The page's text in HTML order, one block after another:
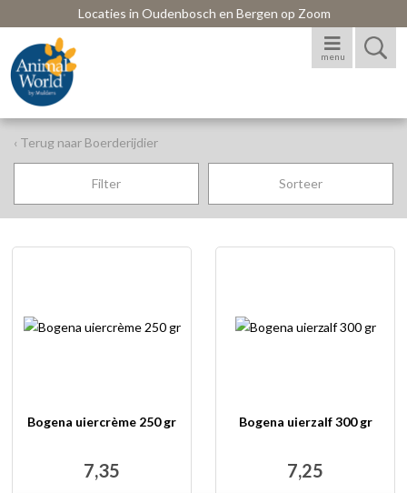
Locaties in Oudenbosch en Bergen op Zoom
menu
‹ Terug naar Boerderijdier
Filter Sorteer
Bogena uiercrème 250 gr
7,35
Bogena uierzalf 300 gr
7,25